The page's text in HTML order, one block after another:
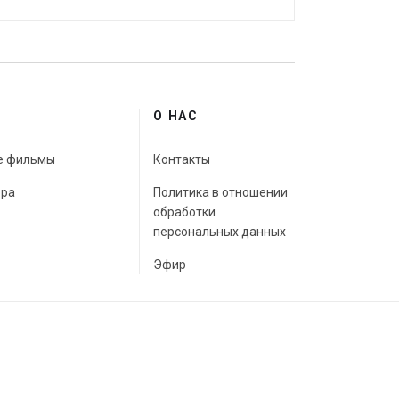
фильмы
О НАС
Контакты
Политика в отношении
обработки
персональных данных
Эфир